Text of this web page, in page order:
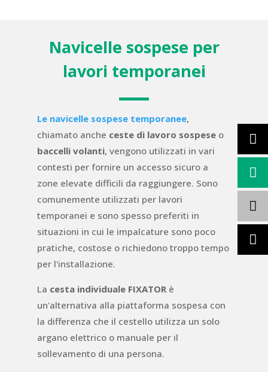
Navicelle sospese per
lavori temporanei
Le navicelle sospese temporanee,
chiamato anche ceste di lavoro sospese o
baccelli volanti, vengono utilizzati in vari
contesti per fornire un accesso sicuro a
zone elevate difficili da raggiungere. Sono
comunemente utilizzati per lavori
temporanei e sono spesso preferiti in
situazioni in cui le impalcature sono poco
pratiche, costose o richiedono troppo tempo
per l'installazione.
La cesta individuale FIXATOR è
un'alternativa alla piattaforma sospesa con
la differenza che il cestello utilizza un solo
argano elettrico o manuale per il
sollevamento di una persona.